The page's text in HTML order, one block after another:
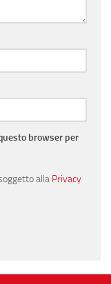
browser per
alla Privacy